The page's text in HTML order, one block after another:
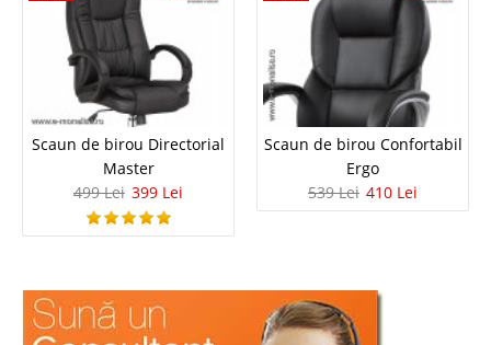
Scaun de birou Directorial
Master
499 Lei 399 Lei
Scaun de birou Confortabil
Ergo
539 Lei 410 Lei